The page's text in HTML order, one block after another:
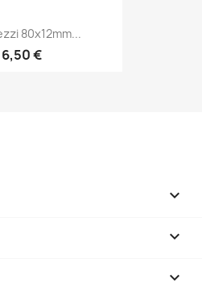
80x12mm...
6,50 €


